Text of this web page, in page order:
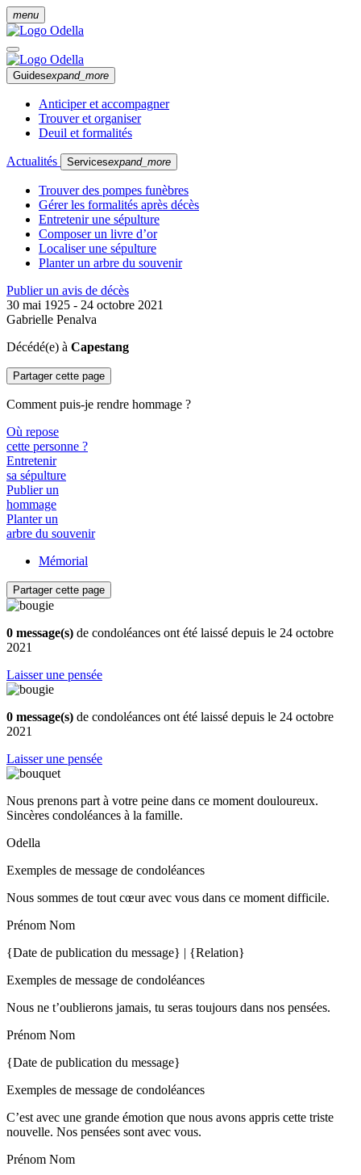
menu
Guidesexpand_more
Anticiper et accompagner
Trouver et organiser
Deuil et formalités
Actualités Servicesexpand_more
Trouver des pompes funèbres
Gérer les formalités après décès
Entretenir une sépulture
Composer un livre d’or
Localiser une sépulture
Planter un arbre du souvenir
Publier un avis de décès
30 mai 1925 - 24 octobre 2021
Gabrielle Penalva
Décédé(e) à Capestang
Partager cette page
Comment puis-je rendre hommage ?
Où repose
cette personne ?
Entretenir
sa sépulture
Publier un
hommage
Planter un
arbre du souvenir
Mémorial
Partager cette page
0 message(s) de condoléances ont été laissé depuis le 24 octobre
2021
Laisser une pensée
0 message(s) de condoléances ont été laissé depuis le 24 octobre
2021
Laisser une pensée
Nous prenons part à votre peine dans ce moment douloureux.
Sincères condoléances à la famille.
Odella
Exemples de message de condoléances
Nous sommes de tout cœur avec vous dans ce moment difficile.
Prénom Nom
{Date de publication du message} | {Relation}
Exemples de message de condoléances
Nous ne t’oublierons jamais, tu seras toujours dans nos pensées.
Prénom Nom
{Date de publication du message}
Exemples de message de condoléances
C’est avec une grande émotion que nous avons appris cette triste
nouvelle. Nos pensées sont avec vous.
Prénom Nom